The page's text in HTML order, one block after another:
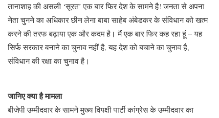
तानाशाह की असली ‘सूरत’ एक बार फिर देश के सामने है! जनता से अपना
नेता चुनने का अधिकार छीन लेना बाबा साहेब अंबेडकर के संविधान को खत्म
करने की तरफ बढ़ाया एक और कदम है। मैं एक बार फिर कह रहा हूं – यह
सिर्फ सरकार बनाने का चुनाव नहीं है, यह देश को बचाने का चुनाव है,
संविधान की रक्षा का चुनाव है।
जानिए क्या है मामला
बीजेपी उम्मीदवार के सामने मुख्य विपक्षी पार्टी कांग्रेस के उम्मीदवार का